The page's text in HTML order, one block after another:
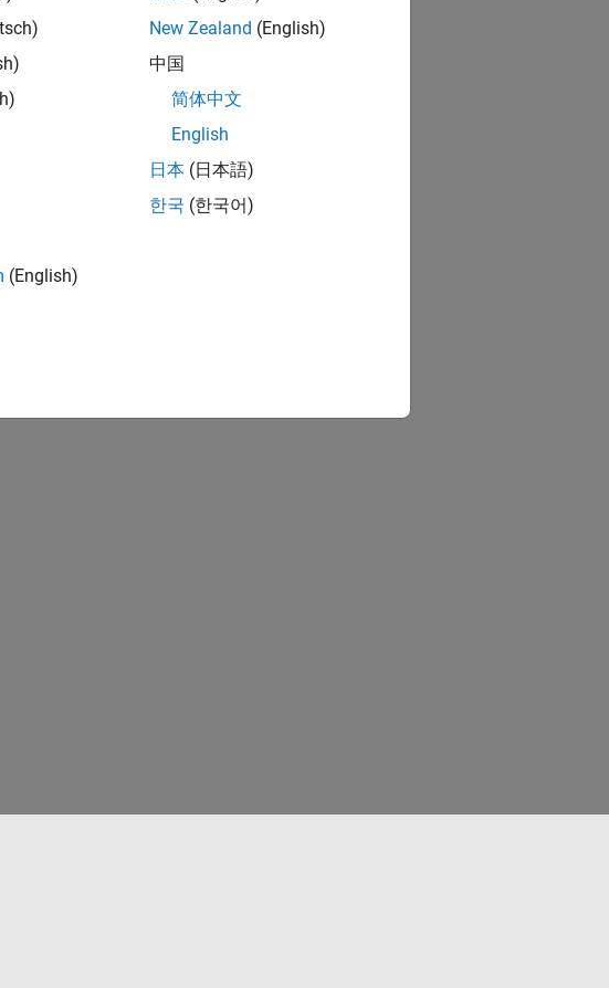
(English)
New Zealand (English)
中国
简体中文
English
日本 (日本語)
한국 (한국어)